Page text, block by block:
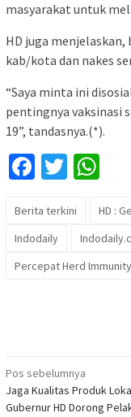
masyarakat untuk
HD juga menjelaskan,
kab/kota dan nakes
“Saya minta ini
pentingnya vaksinasi
19”, tandasnya.(*).
Facebook
Twitter
Berita terkini HD :
Indodaily
Percepat Herd
Navigasi
pos
Pos sebelumnya
Jaga Kualitas Produk
Gubernur HD Dorong